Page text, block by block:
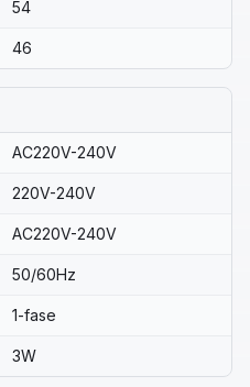
54
46
AC220V-240V
220V-240V
AC220V-240V
50/60Hz
1-fase
3W